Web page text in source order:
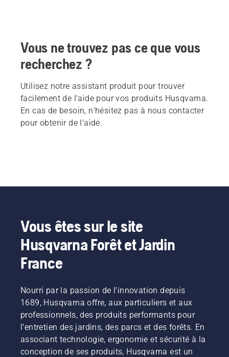
Vous ne trouvez pas ce que vous
recherchez ?
Utilisez notre assistant produit pour trouver
facilement de l'aide pour vos produits Husqvarna.
En cas de besoin, n'hésitez pas à nous contacter
pour obtenir de l'aide.
Vous êtes sur le site
Husqvarna Forêt et Jardin
France
Nourri par la passion de l'innovation depuis
1689, Husqvarna offre, aux particuliers et aux
professionnels, des produits performants pour
l’entretien des jardins, des parcs et des forêts. En
associant technologie, ergonomie et sécurité à la
conception de ses produits, Husqvarna est un